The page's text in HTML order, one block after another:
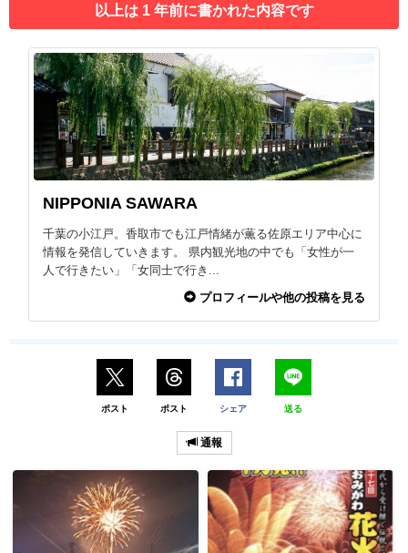
以上は 1 年前に書かれた内容です
NIPPONIA SAWARA
千葉の小江戸。香取市でも江戸情緒が薫る佐原エリア中心に
情報を発信していきます。 県内観光地の中でも「女性が一
人で行きたい」「女同士で行き...
プロフィールや他の投稿を見る
ポスト ポスト シェア 送る
通報